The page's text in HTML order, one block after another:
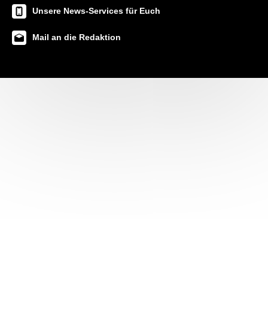
Unsere News-Services für Euch
Mail an die Redaktion